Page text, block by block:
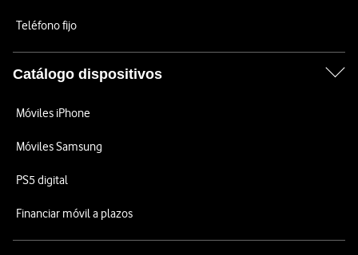
Teléfono fijo
Catálogo dispositivos
Móviles iPhone
Móviles Samsung
PS5 digital
Financiar móvil a plazos